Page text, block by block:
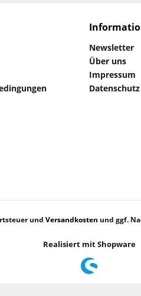
Newsletter
Über uns
Impressum
Datenschutz
und Versandkosten und ggf.
Realisiert mit Shopware